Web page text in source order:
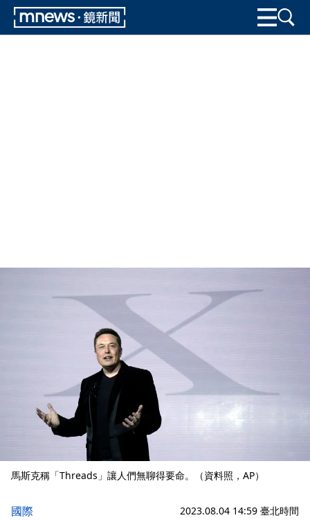
馬斯克稱「Threads」讓人們無聊得要命。（資料照，AP）
國際 2023.08.04 14:59 臺北時間